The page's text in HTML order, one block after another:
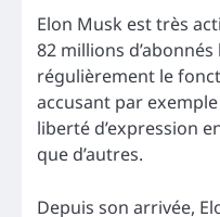
Elon Musk est très
82 millions
régulièrement le
accusant par
liberté d’expression
que d’autres.
Depuis son arrivée,